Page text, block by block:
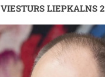
VIESTURS LIEPKALNS 2